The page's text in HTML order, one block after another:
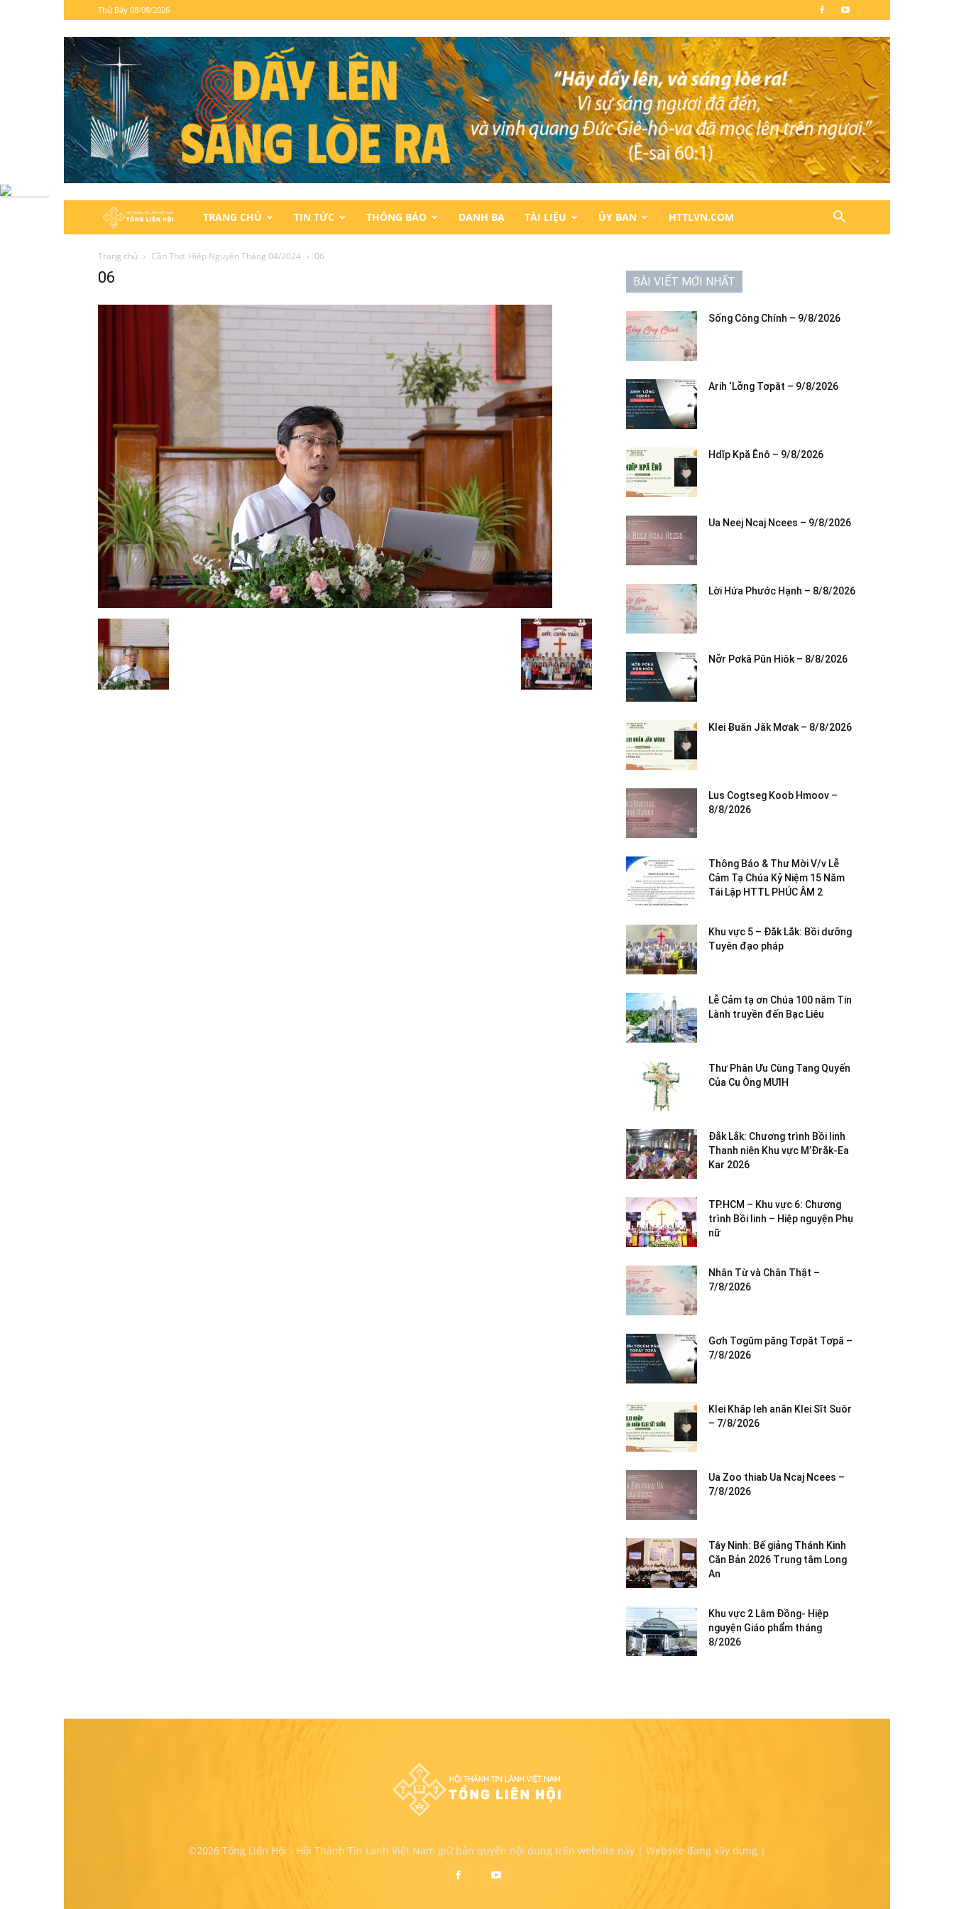
Thứ Bảy 08/08/2026
Hội
Thánh
Lành
Nam
TRANG CHỦ TIN TỨC THÔNG BÁO DANH BẠ TÀI LIỆU ỦY BAN HTTLVN.COM
Trang chủ Cần Thơ: Hiệp Nguyện Tháng 04/2024 06
06 BÀI VIẾT MỚI NHẤT
Sống Công Chính – 9/8/2026
Arih ‘Lơ̆ng Tơpăt – 9/8/2026
Hdĭp Kpă Ênô – 9/8/2026
Ua Neej Ncaj Ncees – 9/8/2026
Lời Hứa Phước Hạnh – 8/8/2026
Nơ̆r Pơkă Pŭn Hiôk – 8/8/2026
Klei Ƀuăn Jăk Mơak – 8/8/2026
Lus Cogtseg Koob Hmoov –
8/8/2026
Thông Báo & Thư Mời V/v Lễ
Cảm Tạ Chúa Kỷ Niệm 15 Năm
Tái Lập HTTL PHÚC ÂM 2
Khu vực 5 – Đắk Lắk: Bồi dưỡng
Tuyên đạo pháp
Lễ Cảm tạ ơn Chúa 100 năm Tin
Lành truyền đến Bạc Liêu
Thư Phân Ưu Cùng Tang Quyến
Của Cụ Ông MƯIH
Đắk Lắk: Chương trình Bồi linh
Thanh niên Khu vực M’Đrắk-Ea
Kar 2026
TP.HCM – Khu vực 6: Chương
trình Bồi linh – Hiệp nguyện Phụ
nữ
Nhân Từ và Chân Thật –
7/8/2026
Gơh Tơgŭm păng Tơpăt Tơpă –
7/8/2026
Klei Khăp leh anăn Klei Sĭt Suôr
– 7/8/2026
Ua Zoo thiab Ua Ncaj Ncees –
7/8/2026
Tây Ninh: Bế giảng Thánh Kinh
Căn Bản 2026 Trung tâm Long
An
Khu vực 2 Lâm Đồng- Hiệp
nguyện Giáo phẩm tháng
8/2026
©2026 Tổng Liên Hội - Hội Thánh Tin Lành Việt Nam giữ bản quyền nội dung trên website này | Website đang xây dựng |